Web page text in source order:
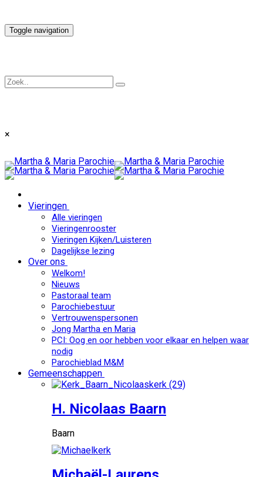
Toggle navigation
×
Vieringen
Alle vieringen
Vieringenrooster
Vieringen Kijken/Luisteren
Dagelijkse lezing
Over ons
Welkom!
Nieuws
Pastoraal team
Parochiebestuur
Vertrouwenspersonen
Jong Martha en Maria
PCI: Oog en oor hebben voor elkaar en helpen waar
nodig
Parochieblad M&M
Gemeenschappen
H. Nicolaas Baarn
Baarn